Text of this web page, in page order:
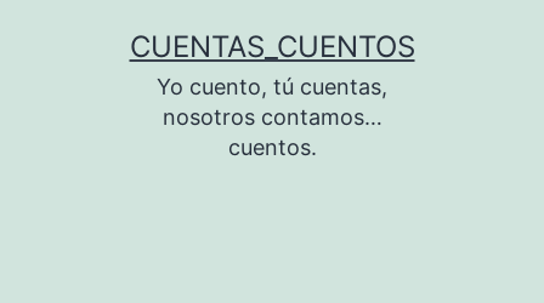
CUENTAS_CUENTOS
Yo cuento, tú cuentas,
nosotros contamos…
cuentos.